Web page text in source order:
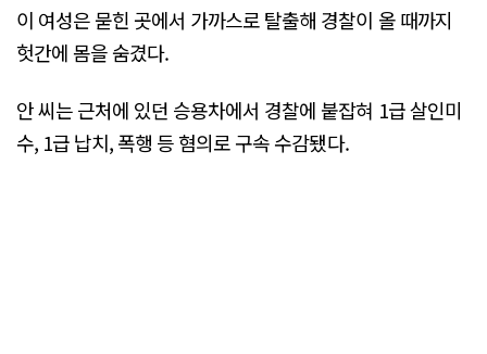
이 여성은 묻힌 곳에서 가까스로 탈출해 경찰이 올 때까지
헛간에 몸을 숨겼다.
안 씨는 근처에 있던 승용차에서 경찰에 붙잡혀 1급 살인미
수, 1급 납치, 폭행 등 혐의로 구속 수감됐다.